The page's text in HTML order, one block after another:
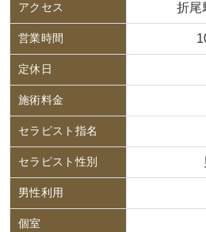
アクセス 折尾
営業時間
定休日
施術料金
セラピスト指名
セラピスト性別
男性利用
個室